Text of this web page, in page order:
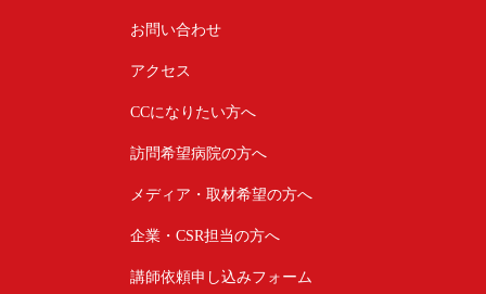
お問い合わせ
アクセス
CCになりたい方へ
訪問希望病院の方へ
メディア・取材希望の方へ
企業・CSR担当の方へ
講師依頼申し込みフォーム